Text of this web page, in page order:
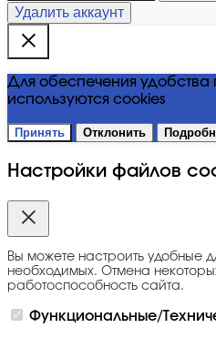
Удалить аккаунт
Для обеспечения удобства
используются cookies
Принять Отклонить
Настройки файлов
Вы можете настроить удобные
необходимых. Отмена
работоспособность сайта.
Функциональные/